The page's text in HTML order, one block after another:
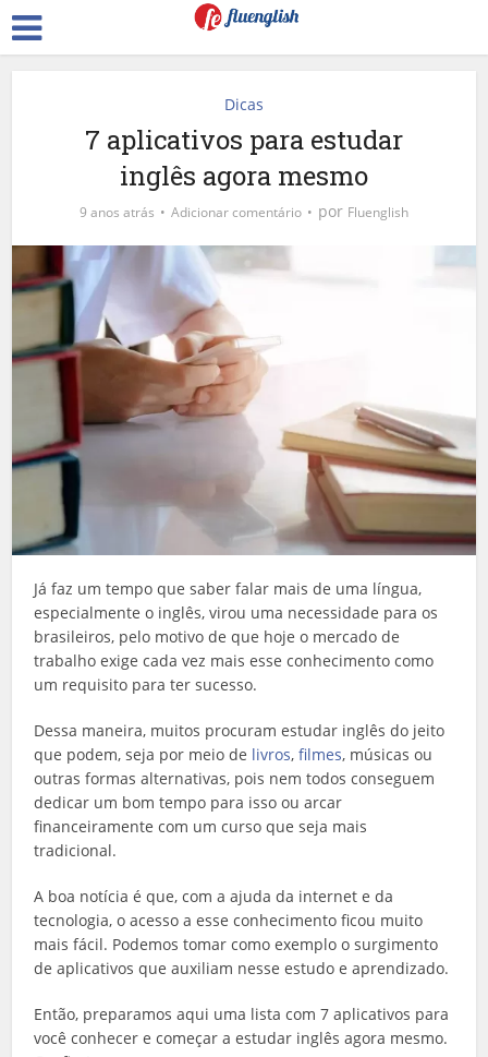
Dicas
7 aplicativos para estudar
inglês agora mesmo
9 anos atrás Adicionar comentário por Fluenglish
Já faz um tempo que saber falar mais de uma língua,
especialmente o inglês, virou uma necessidade para os
brasileiros, pelo motivo de que hoje o mercado de
trabalho exige cada vez mais esse conhecimento como
um requisito para ter sucesso.
Dessa maneira, muitos procuram estudar inglês do jeito
que podem, seja por meio de livros,filmes, músicas ou
outras formas alternativas, pois nem todos conseguem
dedicar um bom tempo para isso ou arcar
financeiramente com um curso que seja mais
tradicional.
A boa notícia é que, com a ajuda da internet e da
tecnologia, o acesso a esse conhecimento ficou muito
mais fácil. Podemos tomar como exemplo o surgimento
de aplicativos que auxiliam nesse estudo e aprendizado.
Então, preparamos aqui uma lista com 7 aplicativos para
você conhecer e começar a estudar inglês agora mesmo.